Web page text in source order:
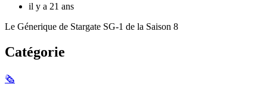
il y a 21 ans
Le Génerique de Stargate SG-1 de la Saison 8
Catégorie
🗞